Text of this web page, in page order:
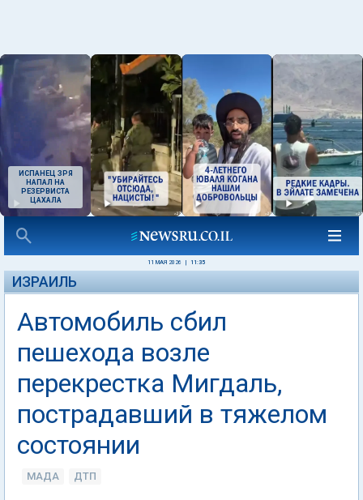
ИСПАНЕЦ ЗРЯ
НАПАЛ НА
РЕЗЕРВИСТА
ЦАХАЛА
11 МАЯ 2026 11:35
ИЗРАИЛЬ
Автомобиль сбил
пешехода возле
перекрестка Мигдаль,
пострадавший в тяжелом
состоянии
МАДА ДТП